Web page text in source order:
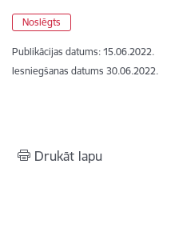
Noslēgts
Publikācijas datums: 15.06.2022.
Iesniegšanas datums 30.06.2022.
Drukāt lapu